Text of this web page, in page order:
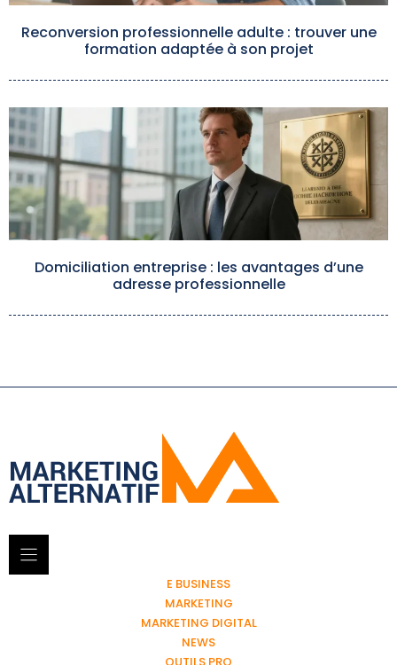
Reconversion professionnelle adulte : trouver une
formation adaptée à son projet
Domiciliation entreprise : les avantages d’une
adresse professionnelle
E BUSINESS
MARKETING
MARKETING DIGITAL
NEWS